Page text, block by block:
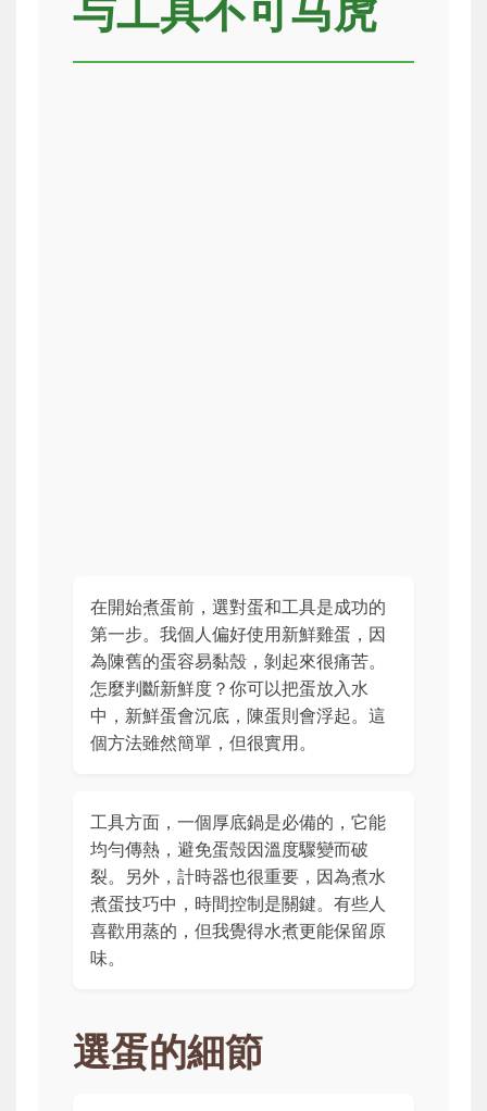
与工具不可马虎
在開始煮蛋前，選對蛋和工具是成功的
第一步。我個人偏好使用新鮮雞蛋，因
為陳舊的蛋容易黏殼，剝起來很痛苦。
怎麼判斷新鮮度？你可以把蛋放入水
中，新鮮蛋會沉底，陳蛋則會浮起。這
個方法雖然簡單，但很實用。
工具方面，一個厚底鍋是必備的，它能
均勻傳熱，避免蛋殼因溫度驟變而破
裂。另外，計時器也很重要，因為煮水
煮蛋技巧中，時間控制是關鍵。有些人
喜歡用蒸的，但我覺得水煮更能保留原
味。
選蛋的細節